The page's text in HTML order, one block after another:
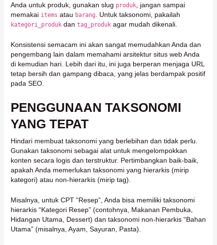
Anda untuk produk, gunakan slug produk, jangan sampai
memakai items atau barang . Untuk taksonomi, pakailah
kategori_produkdan tag_produkagar mudah dikenali.
Konsistensi semacam ini akan sangat memudahkan Anda dan
pengembang lain dalam memahami arsitektur situs web Anda
di kemudian hari. Lebih dari itu, ini juga berperan menjaga URL
tetap bersih dan gampang dibaca, yang jelas berdampak positif
pada SEO.
PENGGUNAAN TAKSONOMI
YANG TEPAT
Hindari membuat taksonomi yang berlebihan dan tidak perlu.
Gunakan taksonomi sebagai alat untuk mengelompokkan
konten secara logis dan terstruktur. Pertimbangkan baik-baik,
apakah Anda memerlukan taksonomi yang hierarkis (mirip
kategori) atau non-hierarkis (mirip tag).
Misalnya, untuk CPT “Resep”, Anda bisa memiliki taksonomi
hierarkis “Kategori Resep” (contohnya, Makanan Pembuka,
Hidangan Utama, Dessert) dan taksonomi non-hierarkis “Bahan
Utama” (misalnya, Ayam, Sayuran, Pasta).